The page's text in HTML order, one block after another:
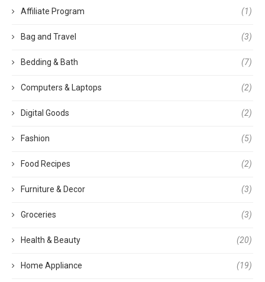
Affiliate Program (1)
Bag and Travel (3)
Bedding & Bath (7)
Computers & Laptops (2)
Digital Goods (2)
Fashion (5)
Food Recipes (2)
Furniture & Decor (3)
Groceries (3)
Health & Beauty (20)
Home Appliance (19)